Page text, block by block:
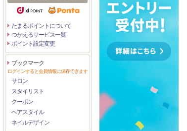
たまるポイントについて
つかえるサービス一覧
ポイント設定変更
ブックマーク
ログインすると会員情報に保存できます
サロン
スタイリスト
クーポン
ヘアスタイル
ネイルデザイン